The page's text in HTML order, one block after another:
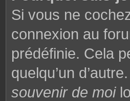
Si vous ne
connexion au
prédéfinie. Cela
quelqu’un
souvenir de moi